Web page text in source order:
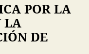
POR LA
LA
DE